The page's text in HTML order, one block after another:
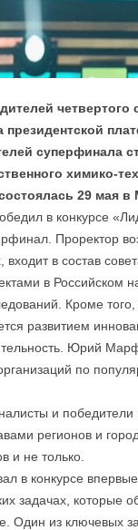
четвертого
президентской
суперфинала
химико-
29 мая в
в конкурсе
Проректор
в состав
в
Кроме
развитием
Юрий
по
и
регионов и
и не только.
в конкурсе
задачах, которые
Один из ключевых